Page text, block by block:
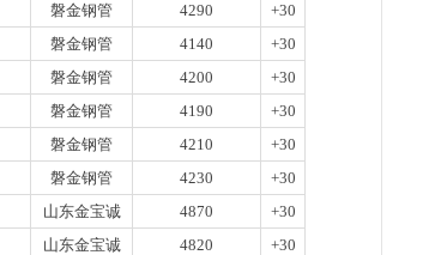
磐金钢管 4290
+30
磐金钢管 4140
+30
磐金钢管 4200
+30
磐金钢管 4190
+30
磐金钢管 4210
+30
磐金钢管 4230
+30
山东金宝诚 4870
+30
山东金宝诚 4820
+30